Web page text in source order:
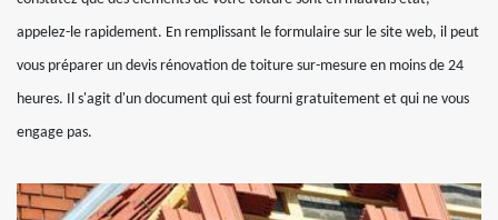
appelez-le rapidement. En remplissant le formulaire sur le site web, il peut
vous préparer un devis rénovation de toiture sur-mesure en moins de 24
heures. Il s'agit d'un document qui est fourni gratuitement et qui ne vous
engage pas.